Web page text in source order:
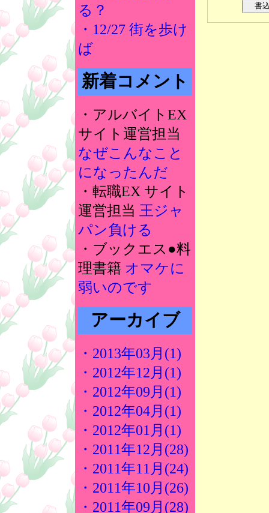
る？
・12/27 街を歩け
ば
新着コメント
・アルバイトEX
サイト運営担当
なぜこんなこと
になったんだ
・転職EX サイト
運営担当 王ジャ
パン負ける
・ブックエス●料
理書籍 オマケに
弱いのです
アーカイブ
・2013年03月(1)
・2012年12月(1)
・2012年09月(1)
・2012年04月(1)
・2012年01月(1)
・2011年12月(28)
・2011年11月(24)
・2011年10月(26)
・2011年09月(28)